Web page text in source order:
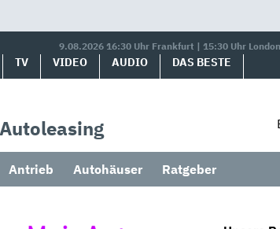
9.08.2026 16:30 Uhr Frankfurt | 15:30 Uhr
TV VIDEO AUDIO DAS BESTE
Antrieb Autohäuser Ratgeber